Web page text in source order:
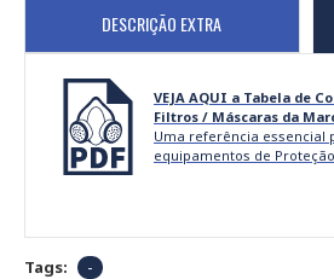
DESCRIÇÃO EXTRA
VEJA AQUI a Tabela de
Filtros / Máscaras da
Uma referência essencial
equipamentos de
Tags: -